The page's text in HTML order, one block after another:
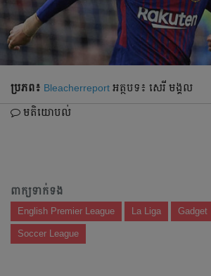
ប្រភព៖ Bleacherreport អត្ថបទ៖ សេរី មង្គល
មតិយោបល់
ពាក្យទាក់ទង
English Premier League La Liga Gadget
Soccer League